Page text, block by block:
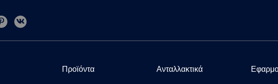
Προϊόντα Ανταλλακτικά